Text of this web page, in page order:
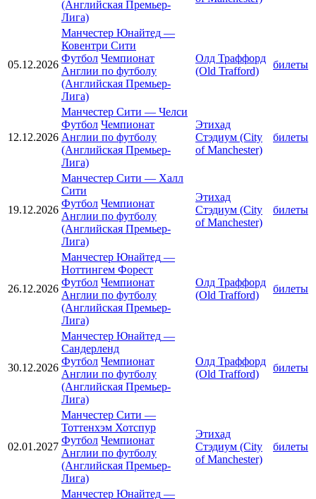
(Английская Премьер-
Лига)
05.12.2026
Манчестер Юнайтед —
Ковентри Сити
Футбол Чемпионат
Англии по футболу
(Английская Премьер-
Лига)
Олд Траффорд
(Old Trafford)
билеты
12.12.2026
Манчестер Сити — Челси
Футбол Чемпионат
Англии по футболу
(Английская Премьер-
Лига)
Этихад
Стэдиум (City
of Manchester)
билеты
19.12.2026
Манчестер Сити — Халл
Сити
Футбол Чемпионат
Англии по футболу
(Английская Премьер-
Лига)
Этихад
Стэдиум (City
of Manchester)
билеты
26.12.2026
Манчестер Юнайтед —
Ноттингем Форест
Футбол Чемпионат
Англии по футболу
(Английская Премьер-
Лига)
Олд Траффорд
(Old Trafford)
билеты
30.12.2026
Манчестер Юнайтед —
Сандерленд
Футбол Чемпионат
Англии по футболу
(Английская Премьер-
Лига)
Олд Траффорд
(Old Trafford)
билеты
02.01.2027
Манчестер Сити —
Тоттенхэм Хотспур
Футбол Чемпионат
Англии по футболу
(Английская Премьер-
Лига)
Этихад
Стэдиум (City
of Manchester)
билеты
Манчестер Юнайтед —